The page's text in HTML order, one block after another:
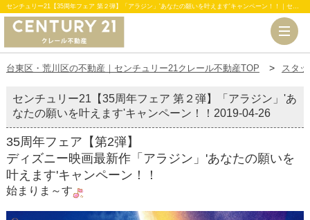
センチュリー21【35周年フェア 第２弾】「アラジン」'あなたの願いを叶えます'キャンペーン！！｜センチュリー21クレール不動産
台東区・荒川区の不動産｜センチュリー21クレール不動産TOP スタ
センチュリー21【35周年フェア 第２弾】「アラジン」'あ
なたの願いを叶えます'キャンペーン！！ 2019-04-26
35周年フェア【第2弾】
ディズニー映画最新作「アラジン」'あなたの願いを
叶えます'キャンペーン！！
始まりま～す